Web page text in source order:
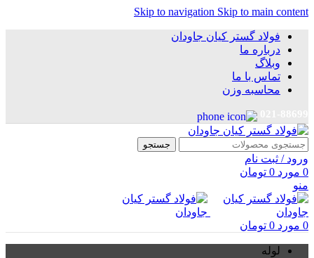
Skip to navigation Skip to main content
فولاد گستر کیان جاودان
درباره ما
وبلاگ
تماس با ما
محاسبه وزن
جستجو
ورود / ثبت نام
0 مورد 0 تومان
منو
0 مورد 0 تومان
لوله